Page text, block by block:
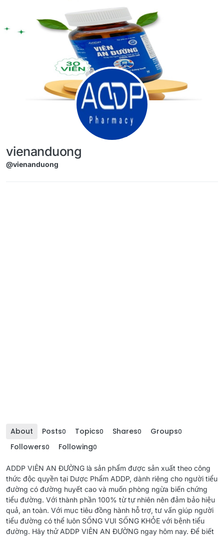
vienanduong
@vienanduong
About Posts0 Topics0 Shares0 Groups0
Followers0 Following0
ADDP VIÊN AN ĐƯỜNG là sản phẩm được sản xuất theo công
thức độc quyền tại Dược Phẩm ADDP, dành riêng cho người tiểu
đường có đường huyết cao và muốn phòng ngừa biến chứng
tiểu đường. Với thành phần 100% từ tự nhiên nên đảm bảo hiệu
quả, an toàn. Với mục tiêu đồng hành hỗ trợ, tư vấn giúp người
tiểu đường có thể luôn SỐNG VUI SỐNG KHỎE với bệnh tiểu
đường. Hãy thử ADDP VIÊN AN ĐƯỜNG ngay hôm nay. Để biết